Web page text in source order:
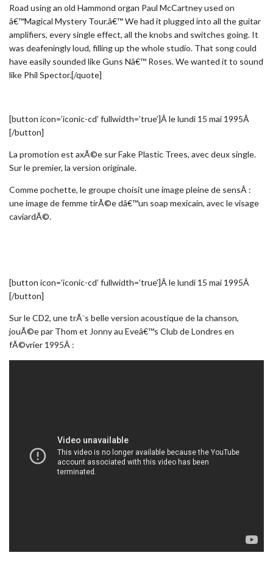
Road using an old Hammond organ Paul McCartney used on
â€™Magical Mystery Tour.â€™ We had it plugged into all the guitar
amplifiers, every single effect, all the knobs and switches going. It
was deafeningly loud, filling up the whole studio. That song could
have easily sounded like Guns Nâ€™ Roses. We wanted it to sound
like Phil Spector.[/quote]
[button icon=’iconic-cd’ fullwidth=’true’]Â le lundi 15 mai 1995Â
[/button]
La promotion est axÃ©e sur Fake Plastic Trees, avec deux single.
Sur le premier, la version originale.
Comme pochette, le groupe choisit une image pleine de sensÂ :
une image de femme tirÃ©e dâ€™un soap mexicain, avec le visage
caviardÃ©.
[button icon=’iconic-cd’ fullwidth=’true’]Â le lundi 15 mai 1995Â
[/button]
Sur le CD2, une trÃ¨s belle version acoustique de la chanson,
jouÃ©e par Thom et Jonny au Eveâ€™s Club de Londres en
fÃ©vrier 1995Â :